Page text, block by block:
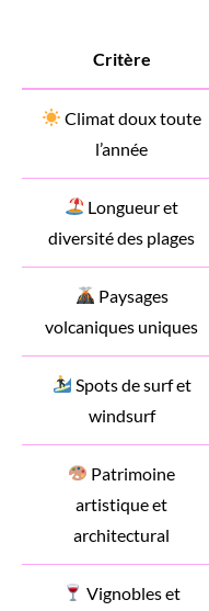
Critère
Climat doux toute
l’année
Longueur et
diversité des plages
Paysages
volcaniques uniques
Spots de surf et
windsurf
Patrimoine
artistique et
architectural
Vignobles et